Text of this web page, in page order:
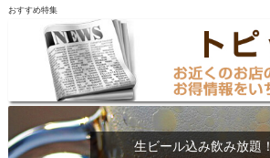
おすすめ特集
生ビール込み飲み放題！